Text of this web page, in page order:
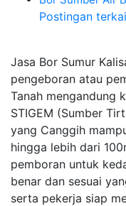
Postingan
Jasa Bor Sumur
pengeboran atau
Tanah mengandung
STIGEM (Sumber
yang Canggih
hingga lebih dari
pemboran untuk
benar dan sesuai
serta pekerja siap